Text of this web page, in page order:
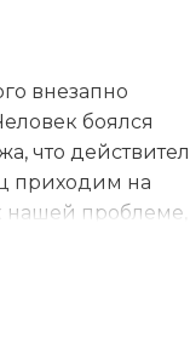
внезапно
боялся
что
приходим на
нашей проблеме,
Васильевич -
- как светлый